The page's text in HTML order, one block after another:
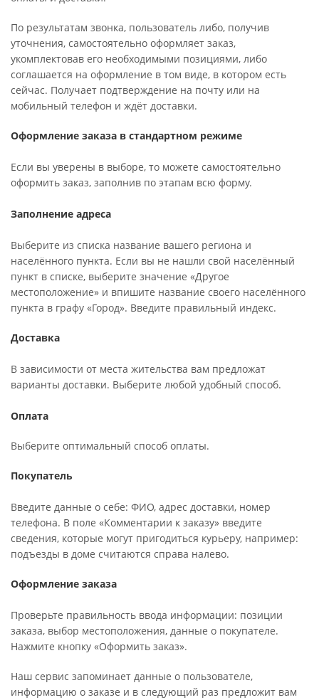
По результатам звонка, пользователь либо, получив
уточнения, самостоятельно оформляет заказ,
укомплектовав его необходимыми позициями, либо
соглашается на оформление в том виде, в котором есть
сейчас. Получает подтверждение на почту или на
мобильный телефон и ждёт доставки.
Оформление заказа в стандартном режиме
Если вы уверены в выборе, то можете самостоятельно
оформить заказ, заполнив по этапам всю форму.
Заполнение адреса
Выберите из списка название вашего региона и
населённого пункта. Если вы не нашли свой населённый
пункт в списке, выберите значение «Другое
местоположение» и впишите название своего населённого
пункта в графу «Город». Введите правильный индекс.
Доставка
В зависимости от места жительства вам предложат
варианты доставки. Выберите любой удобный способ.
Оплата
Выберите оптимальный способ оплаты.
Покупатель
Введите данные о себе: ФИО, адрес доставки, номер
телефона. В поле «Комментарии к заказу» введите
сведения, которые могут пригодиться курьеру, например:
подъезды в доме считаются справа налево.
Оформление заказа
Проверьте правильность ввода информации: позиции
заказа, выбор местоположения, данные о покупателе.
Нажмите кнопку «Оформить заказ».
Наш сервис запоминает данные о пользователе,
информацию о заказе и в следующий раз предложит вам